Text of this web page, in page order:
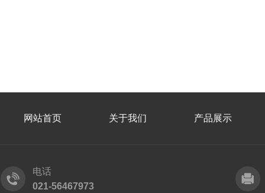
网站首页 关于我们 产品展示
电话
021-56467973